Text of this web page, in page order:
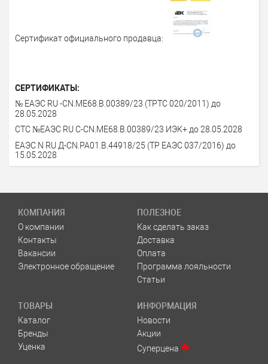
Сертификат официального продавца:
СЕРТИФИКАТЫ:
№ ЕАЭС RU -CN.МЕ68.В.00389/23 (ТРТС 020/2011) до
28.05.2028
СТС №ЕАЭС RU С-CN.МЕ68.В.00389/23 ИЭК+ до 28.05.2028
ЕАЭС N RU Д-CN.РА01.В.44918/25 (ТР ЕАЭС 037/2016) до
15.05.2028
КОМПАНИЯ
О компании
Контакты
Вакансии
Электронное обращение
ПОЛЕЗНОЕ
Как сделать заказ
Доставка
Оплата
Программа лояльности
Статьи
ТОВАРЫ
Каталог
Бренды
Уценка
ИНФОРМАЦИЯ
Новости
Акции
Суперцена